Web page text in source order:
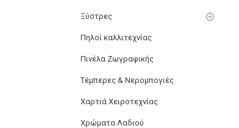
Ξύστρες
Πηλοί καλλιτεχνίας
Πινέλα Ζωγραφικής
Τέμπερες & Νερομπογιές
Χαρτιά Χειροτεχνίας
Χρώματα Λαδιού